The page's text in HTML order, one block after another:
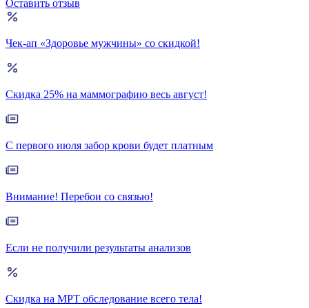
Оставить отзыв
Чек-ап «Здоровье мужчины» со скидкой!
Скидка 25% на маммографию весь август!
С первого июля забор крови будет платным
Внимание! Перебои со связью!
Если не получили результаты анализов
Скидка на МРТ обследование всего тела!